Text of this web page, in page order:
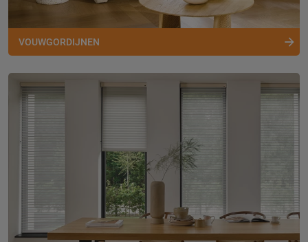
VOUWGORDIJNEN